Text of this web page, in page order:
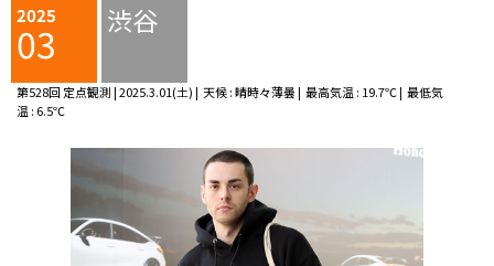
2025
03 渋谷
第528回 定点観測 | 2025.3.01(土) | 天候 : 晴時々薄曇 | 最高気温 : 19.7℃ | 最低気
温 : 6.5℃